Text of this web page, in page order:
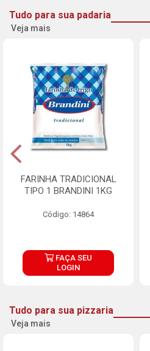
Tudo para sua padaria
Veja mais
FARINHA TRADICIONAL
TIPO 1 BRANDINI 1KG
Código: 14864
FAÇA SEU
LOGIN
Tudo para sua pizzaria
Veja mais